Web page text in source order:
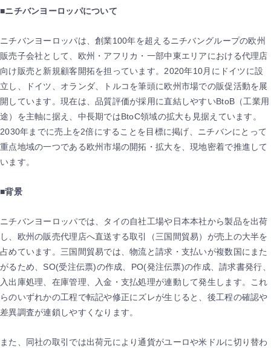
■ニチバンヨーロッパについて
ニチバンヨーロッパは、創業100年を超えるニチバングループの欧州
販売子会社として、欧州・アフリカ・一部中東エリアにおける代理店
向け販売と新規顧客開拓を担っています。2020年10月にドイツに設
立し、ドイツ、オランダ、トルコを筆頭に欧州市場での販促活動を展
開しています。現在は、品質評価が採用に直結しやすいBtoB（工業用
途）を主軸に据え、中長期ではBtoC領域の拡大も見据えています。
2030年までに売上を2倍にすることを目標に掲げ、ニチバンにとって
重点地域の一つである欧州市場の開拓・拡大を、現地密着で推進して
います。
■背景
ニチバンヨーロッパでは、タイの自社工場や日本本社から製品を出荷
し、欧州の販売代理店へ直送する取引（三国間貿易）が売上の大半を
占めています。三国間貿易では、物流と請求・支払いが複数国にまた
がるため、SO(受注伝票)の作成、PO(発注伝票)の作成、請求書発行、
入出庫処理、在庫管理、入金・支払処理が連動して発生します。これ
らのいずれかの工程で転記や修正にズレが生じると、後工程の確認や
差異調査が連鎖しやすくなります。
また、同社の取引では出荷元により通貨がユーロや米ドルに切り替わ